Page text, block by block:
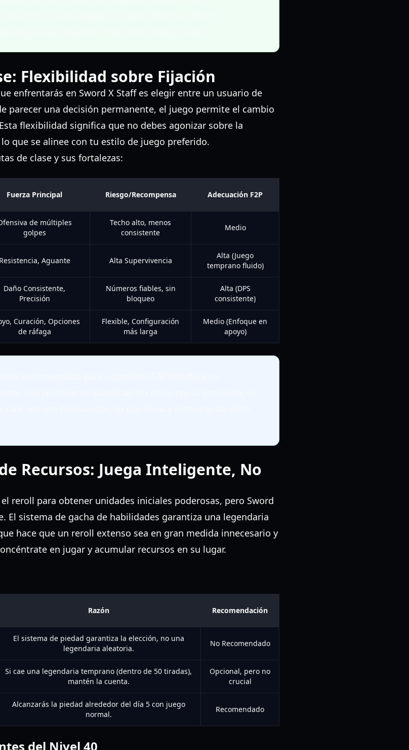
Flexibilidad sobre Fijación
enfrentarás en Sword X Staff es elegir entre un usuario de
parecer una decisión permanente, el juego permite el cambio
flexibilidad significa que no debes agonizar sobre la
que se alinee con tu estilo de juego preferido.
de clase y sus fortalezas:
Fuerza Principal Riesgo/Recompensa Adecuación F2P
de múltiples
golpes
Techo alto, menos
consistente
Medio
Resistencia, Aguante Alta Supervivencia
Alta (Juego
temprano fluido)
Daño Consistente,
Precisión
Números fiables, sin
bloqueo
Alta (DPS
consistente)
Curación, Opciones
de ráfaga
Flexible, Configuración
más larga
Medio (Enfoque en
apoyo)
Recursos: Juega Inteligente, No
reroll para obtener unidades iniciales poderosas, pero Sword
El sistema de gacha de habilidades garantiza una legendaria
hace que un reroll extenso sea en gran medida innecesario y
en jugar y acumular recursos en su lugar.
Razón Recomendación
El sistema de piedad garantiza la elección, no una
legendaria aleatoria.
No Recomendado
Si cae una legendaria temprano (dentro de 50 tiradas),
mantén la cuenta.
Opcional, pero no
crucial
Alcanzarás la piedad alrededor del día 5 con juego
normal.
Recomendado
del Nivel 40